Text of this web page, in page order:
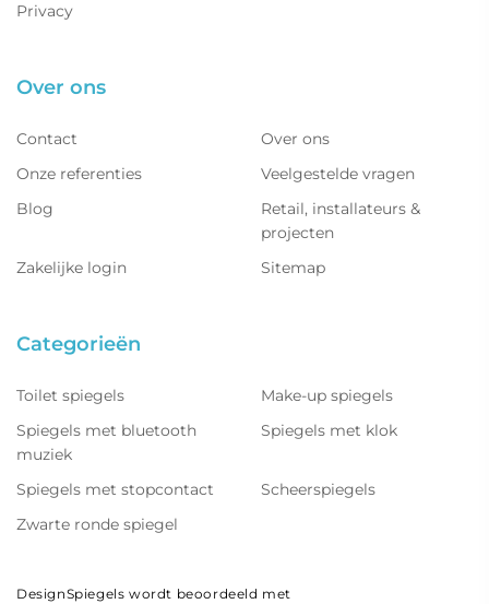
Privacy
Over ons
Contact
Over ons
Onze referenties
Veelgestelde vragen
Blog
Retail, installateurs &
projecten
Zakelijke login
Sitemap
Categorieën
Toilet spiegels
Make-up spiegels
Spiegels met bluetooth
muziek
Spiegels met klok
Spiegels met stopcontact
Scheerspiegels
Zwarte ronde spiegel
DesignSpiegels wordt beoordeeld met